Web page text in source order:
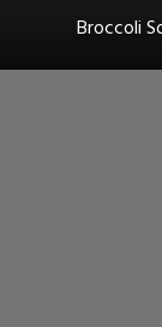
Broccoli